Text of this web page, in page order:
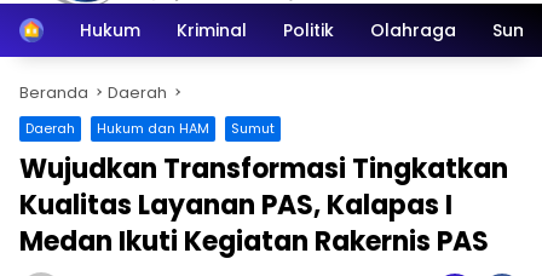
HomeHukum Kriminal Politik Olahraga
Beranda Daerah
Daerah Hukum dan HAM Sumut
Wujudkan Transformasi Tingkatkan
Kualitas Layanan PAS, Kalapas I
Medan Ikuti Kegiatan Rakernis PAS